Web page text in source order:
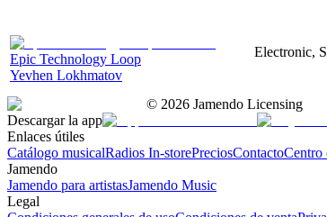
Epic Technology Loop
Yevhen Lokhmatov
Electronic,
© 2026 Jamendo Licensing
Descargar la app
Enlaces útiles
Catálogo musicalRadios In-storePreciosContactoCentro
Jamendo
Jamendo para artistasJamendo Music
Legal